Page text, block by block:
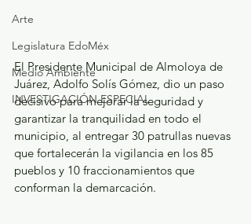
Arte
Legislatura EdoMéx
Medio Ambiente
INVESTIGACIÓN ESPECIAL
El Presidente Municipal de Almoloya de
Juárez, Adolfo Solís Gómez, dio un paso
decisivo para mejorar la seguridad y
garantizar la tranquilidad en todo el
municipio, al entregar 30 patrullas nuevas
que fortalecerán la vigilancia en los 85
pueblos y 10 fraccionamientos que
conforman la demarcación.